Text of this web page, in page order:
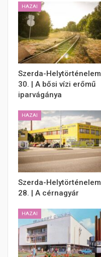
HAZAI
Szerda-Helytörténelem
30. | A bősi vízi erőmű
iparvágánya
HAZAI
Szerda-Helytörténelem
28. | A cérnagyár
HAZAI